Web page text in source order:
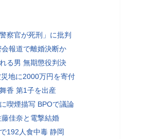
察官が死刑」に批判
報道で離婚決断か
る男 無期懲役判決
地に2000万円を寄付
香 第1子を出産
喫煙描写 BPOで議論
佳奈と電撃結婚
192人食中毒 静岡